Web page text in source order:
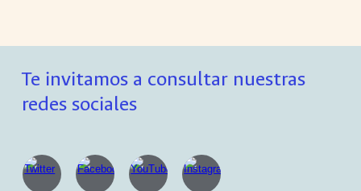
Te invitamos a consultar nuestras
redes sociales